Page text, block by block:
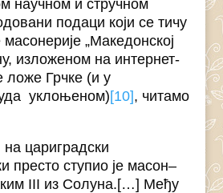
научном и стручном
подаци који се тичу
„Македонској
изложеном на интернет-
ложе Грчке (и у
уклоњеном)[10], читамо
цариградски
престо ступио је масон–
III из Солуна.[…] Међу